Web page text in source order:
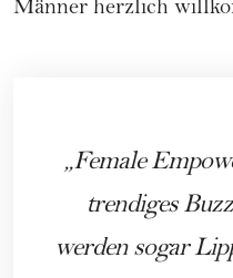
Männer herzlich
Female
trendiges
werden sogar